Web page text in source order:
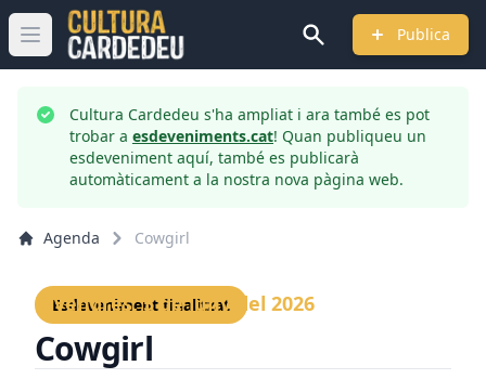
Obrir menú principal Publica
Cultura Cardedeu s'ha ampliat i ara també es pot
trobar a esdeveniments.cat! Quan publiqueu un
esdeveniment aquí, també es publicarà
automàticament a la nostra nova pàgina web.
Agenda Cowgirl
Esdeveniment finalitzat
Divendres, 5 de juny del 2026
Cowgirl